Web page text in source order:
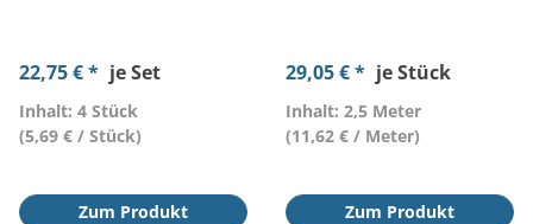
22,75 € * je Set
Inhalt: 4 Stück
(5,69 € / Stück)
Zum Produkt
29,05 € * je Stück
Inhalt: 2,5 Meter
(11,62 € / Meter)
Zum Produkt